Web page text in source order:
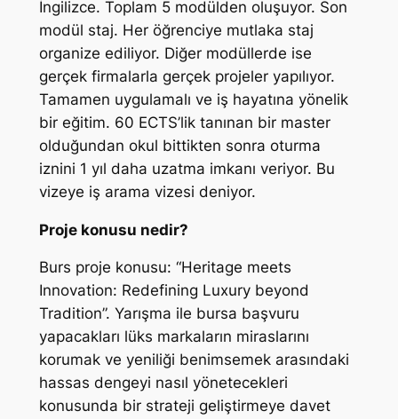
İngilizce. Toplam 5 modülden oluşuyor. Son
modül staj. Her öğrenciye mutlaka staj
organize ediliyor. Diğer modüllerde ise
gerçek firmalarla gerçek projeler yapılıyor.
Tamamen uygulamalı ve iş hayatına yönelik
bir eğitim. 60 ECTS’lik tanınan bir master
olduğundan okul bittikten sonra oturma
iznini 1 yıl daha uzatma imkanı veriyor. Bu
vizeye iş arama vizesi deniyor.
Proje konusu nedir?
Burs proje konusu: “Heritage meets
Innovation: Redefining Luxury beyond
Tradition”. Yarışma ile bursa başvuru
yapacakları lüks markaların miraslarını
korumak ve yeniliği benimsemek arasındaki
hassas dengeyi nasıl yönetecekleri
konusunda bir strateji geliştirmeye davet